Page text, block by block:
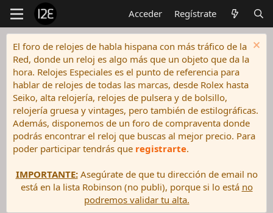
Acceder Regístrate
El foro de relojes de habla hispana con más tráfico de la
Red, donde un reloj es algo más que un objeto que da la
hora. Relojes Especiales es el punto de referencia para
hablar de relojes de todas las marcas, desde Rolex hasta
Seiko, alta relojería, relojes de pulsera y de bolsillo,
relojería gruesa y vintages, pero también de estilográficas.
Además, disponemos de un foro de compraventa donde
podrás encontrar el reloj que buscas al mejor precio. Para
poder participar tendrás que registrarte.
IMPORTANTE:Asegúrate de que tu dirección de email no
está en la lista Robinson (no publi), porque si lo está no
podremos validar tu alta.